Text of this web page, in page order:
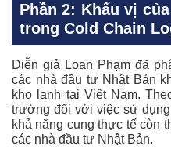
Phần 2: Khẩu vị
trong Cold Chain
Diễn giả Loan Phạm đã
các nhà đầu tư Nhật Bản
kho lạnh tại Việt Nam.
trường đối với việc sử
khả năng cung thực tế còn
các nhà đầu tư Nhật Bản.